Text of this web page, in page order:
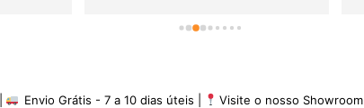
Envio Grátis - 7 a 10 dias úteis | Visite o nosso